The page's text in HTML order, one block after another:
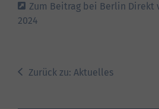
Zum Beitrag bei Berlin Direkt
2024
Zurück zu: Aktuelles